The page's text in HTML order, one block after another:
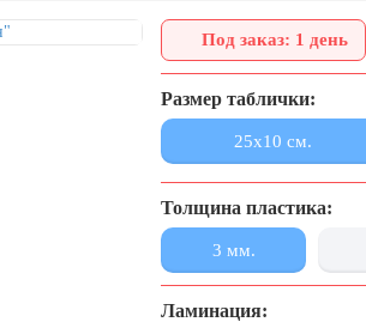
Под заказ: 1 день
Размер таблички:
25x10 см.
Толщина пластика:
3 мм.
Ламинация: